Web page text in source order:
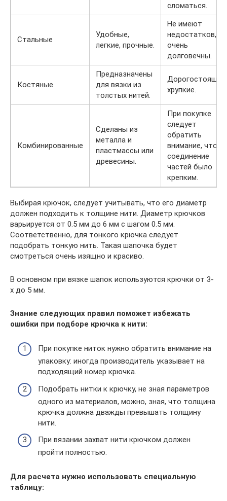
сломаться.
Стальные
Удобные,
легкие, прочные.
Не имеют
недостатков,
очень
долговечны.
Костяные
Предназначены
для вязки из
толстых нитей.
Дорогостоящие,
хрупкие.
Комбинированные
Сделаны из
металла и
пластмассы или
древесины.
При покупке
следует
обратить
внимание, чтобы
соединение
частей было
крепким.
Выбирая крючок, следует учитывать, что его диаметр
должен подходить к толщине нити. Диаметр крючков
варьируется от 0.5 мм до 6 мм с шагом 0.5 мм.
Соответственно, для тонкого крючка следует
подобрать тонкую нить. Такая шапочка будет
смотреться очень изящно и красиво.
В основном при вязке шапок используются крючки от 3-
х до 5 мм.
Знание следующих правил поможет избежать
ошибки при подборе крючка к нити:
При покупке ниток нужно обратить внимание на
упаковку: иногда производитель указывает на
подходящий номер крючка.
Подобрать нитки к крючку, не зная параметров
одного из материалов, можно, зная, что толщина
крючка должна дважды превышать толщину
нити.
При вязании захват нити крючком должен
пройти полностью.
Для расчета нужно использовать специальную
таблицу: